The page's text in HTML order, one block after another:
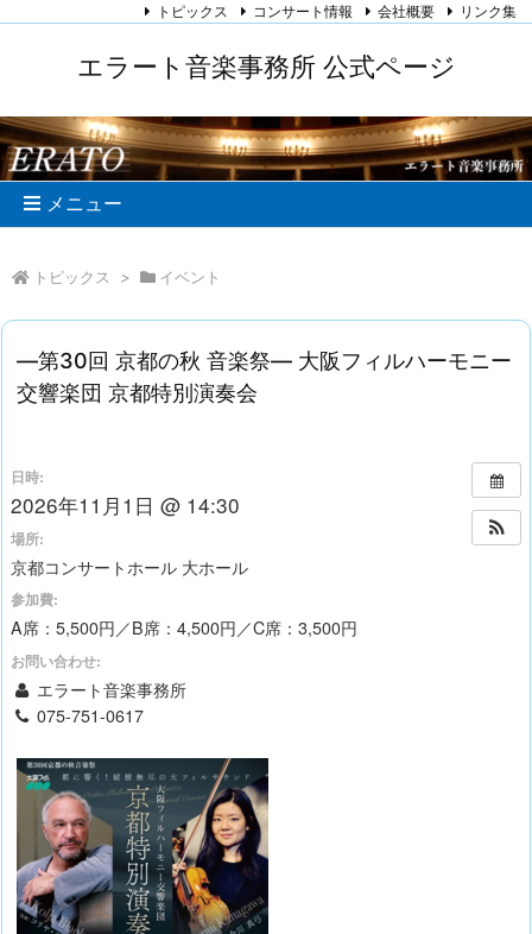
エラート音楽事務所 公式ページ
メニュー
トピックス コンサート情報 会社概要 リンク集
トピックス > イベント
―第30回 京都の秋 音楽祭― 大阪フィルハーモニー
交響楽団 京都特別演奏会
日時:
2026年11月1日 @ 14:30
場所:
京都コンサートホール 大ホール
参加費:
A席：5,500円／B席：4,500円／C席：3,500円
お問い合わせ:
エラート音楽事務所
075-751-0617